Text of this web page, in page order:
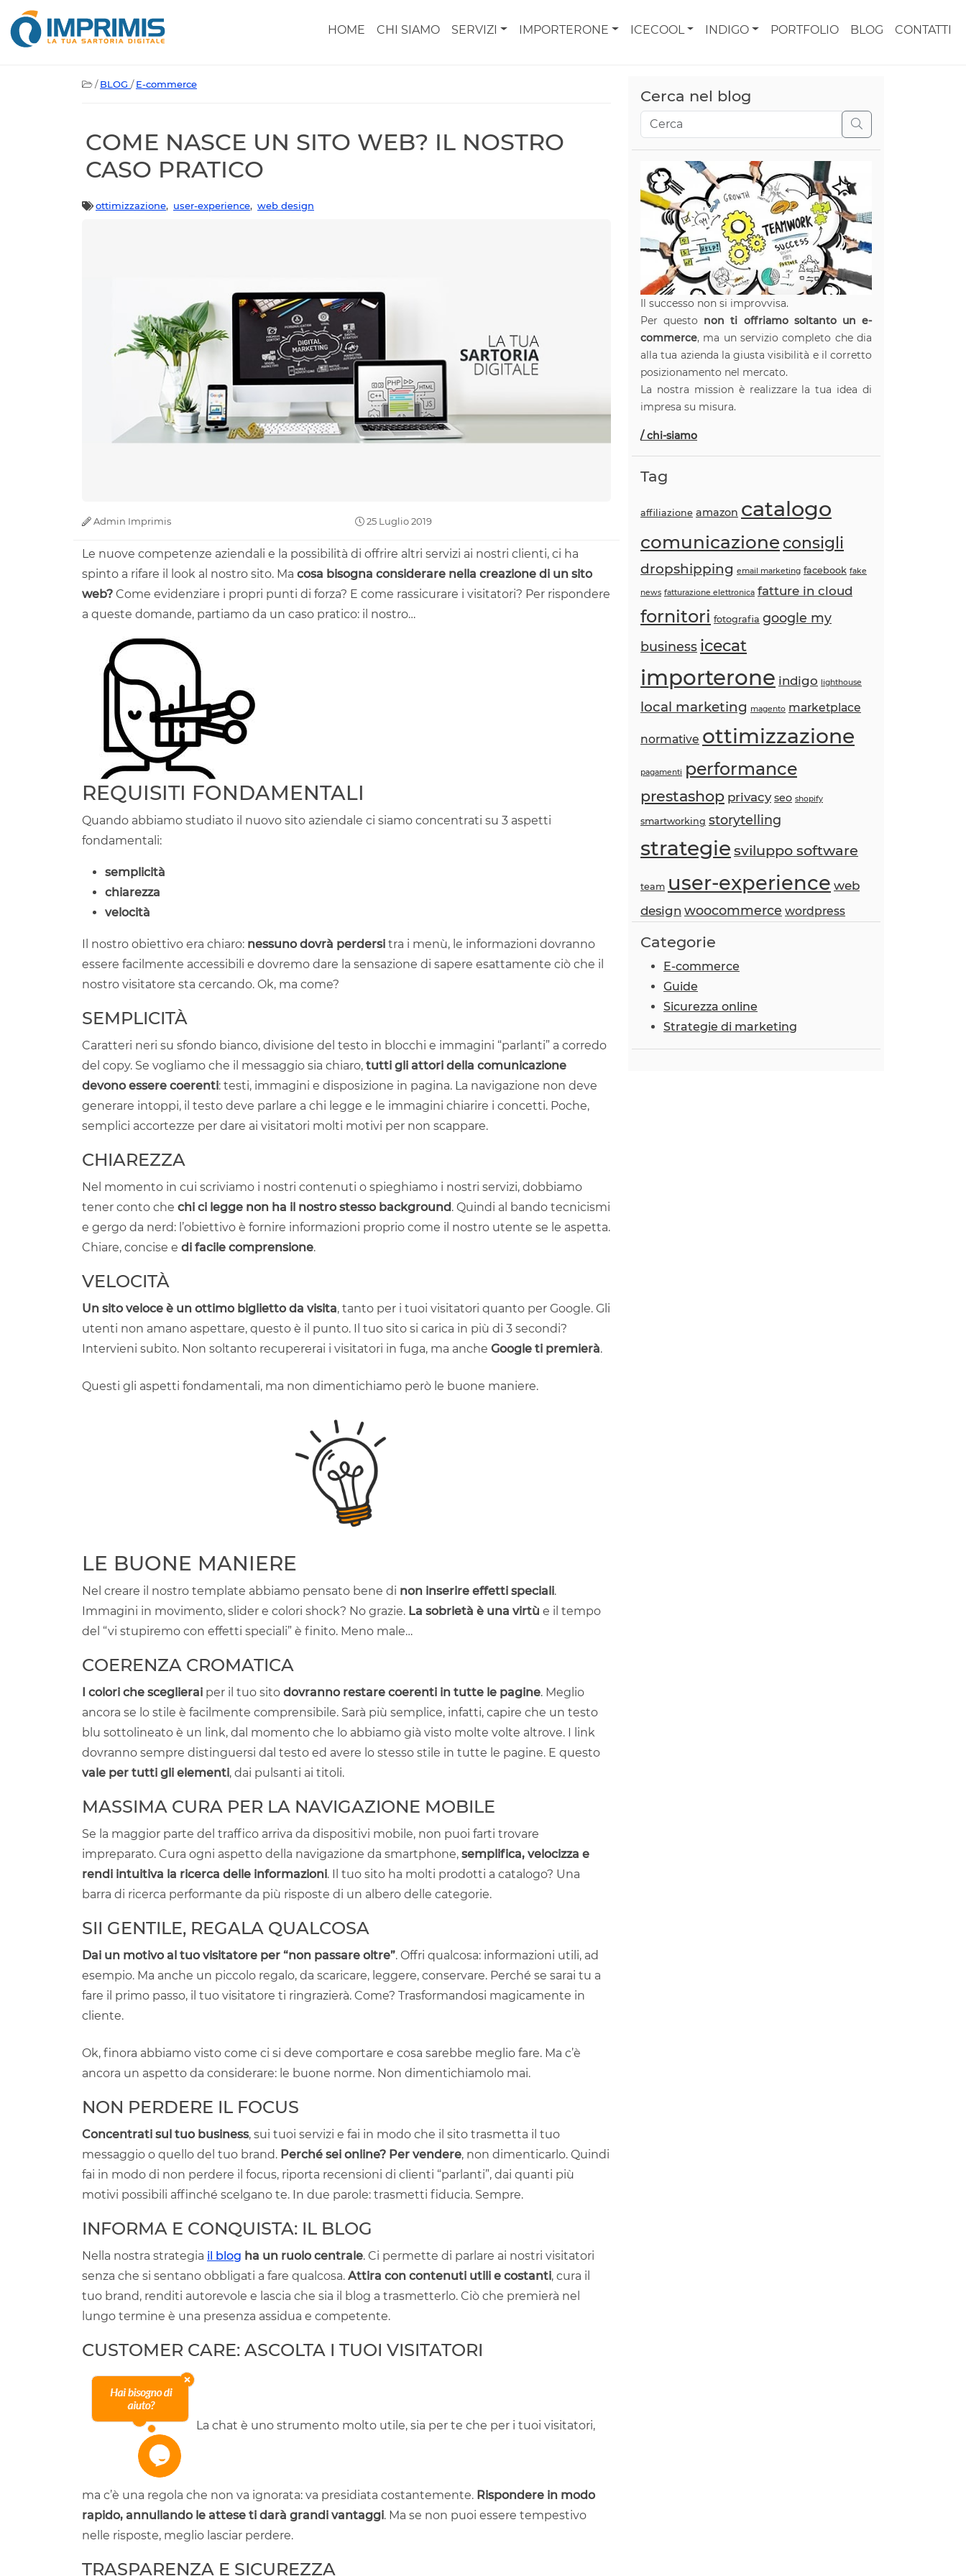
HOME CHI SIAMO SERVIZI IMPORTERONE ICECOOL INDIGO PORTFOLIO BLOG CONTATTI
/BLOG /E-commerce
COME NASCE UN SITO WEB? IL NOSTRO
CASO PRATICO
ottimizzazione, user-experience, web design
Admin Imprimis 25 Luglio 2019
Le nuove competenze aziendali e la possibilità di offrire altri servizi ai nostri clienti, ci ha
spinto a rifare il look al nostro sito. Ma cosa bisogna considerare nella creazione di un sito
web? Come evidenziare i propri punti di forza? E come rassicurare i visitatori? Per rispondere
a queste domande, partiamo da un caso pratico: il nostro…
REQUISITI FONDAMENTALI
Quando abbiamo studiato il nuovo sito aziendale ci siamo concentrati su 3 aspetti
fondamentali:
semplicità
chiarezza
velocità
Il nostro obiettivo era chiaro: nessuno dovrà perdersi tra i menù, le informazioni dovranno
essere facilmente accessibili e dovremo dare la sensazione di sapere esattamente ciò che il
nostro visitatore sta cercando. Ok, ma come?
SEMPLICITÀ
Caratteri neri su sfondo bianco, divisione del testo in blocchi e immagini “parlanti” a corredo
del copy. Se vogliamo che il messaggio sia chiaro, tutti gli attori della comunicazione
devono essere coerenti: testi, immagini e disposizione in pagina. La navigazione non deve
generare intoppi, il testo deve parlare a chi legge e le immagini chiarire i concetti. Poche,
semplici accortezze per dare ai visitatori molti motivi per non scappare.
CHIAREZZA
Nel momento in cui scriviamo i nostri contenuti o spieghiamo i nostri servizi, dobbiamo
tener conto che chi ci legge non ha il nostro stesso background. Quindi al bando tecnicismi
e gergo da nerd: l’obiettivo è fornire informazioni proprio come il nostro utente se le aspetta.
Chiare, concise e di facile comprensione.
VELOCITÀ
Un sito veloce è un ottimo biglietto da visita, tanto per i tuoi visitatori quanto per Google. Gli
utenti non amano aspettare, questo è il punto. Il tuo sito si carica in più di 3 secondi?
Intervieni subito. Non soltanto recupererai i visitatori in fuga, ma anche Google ti premierà.
Questi gli aspetti fondamentali, ma non dimentichiamo però le buone maniere.
LE BUONE MANIERE
Nel creare il nostro template abbiamo pensato bene di non inserire effetti speciali.
Immagini in movimento, slider e colori shock? No grazie. La sobrietà è una virtù e il tempo
del “vi stupiremo con effetti speciali” è finito. Meno male…
COERENZA CROMATICA
I colori che sceglierai per il tuo sito dovranno restare coerenti in tutte le pagine. Meglio
ancora se lo stile è facilmente comprensibile. Sarà più semplice, infatti, capire che un testo
blu sottolineato è un link, dal momento che lo abbiamo già visto molte volte altrove. I link
dovranno sempre distinguersi dal testo ed avere lo stesso stile in tutte le pagine. E questo
vale per tutti gli elementi, dai pulsanti ai titoli.
MASSIMA CURA PER LA NAVIGAZIONE MOBILE
Se la maggior parte del traffico arriva da dispositivi mobile, non puoi farti trovare
impreparato. Cura ogni aspetto della navigazione da smartphone, semplifica, velocizza e
rendi intuitiva la ricerca delle informazioni. Il tuo sito ha molti prodotti a catalogo? Una
barra di ricerca performante da più risposte di un albero delle categorie.
SII GENTILE, REGALA QUALCOSA
Dai un motivo al tuo visitatore per “non passare oltre”. Offri qualcosa: informazioni utili, ad
esempio. Ma anche un piccolo regalo, da scaricare, leggere, conservare. Perché se sarai tu a
fare il primo passo, il tuo visitatore ti ringrazierà. Come? Trasformandosi magicamente in
cliente.
Ok, finora abbiamo visto come ci si deve comportare e cosa sarebbe meglio fare. Ma c’è
ancora un aspetto da considerare: le buone norme. Non dimentichiamolo mai.
NON PERDERE IL FOCUS
Concentrati sul tuo business, sui tuoi servizi e fai in modo che il sito trasmetta il tuo
messaggio o quello del tuo brand. Perché sei online? Per vendere, non dimenticarlo. Quindi
fai in modo di non perdere il focus, riporta recensioni di clienti “parlanti”, dai quanti più
motivi possibili affinché scelgano te. In due parole: trasmetti fiducia. Sempre.
INFORMA E CONQUISTA: IL BLOG
Nella nostra strategia il blog ha un ruolo centrale. Ci permette di parlare ai nostri visitatori
senza che si sentano obbligati a fare qualcosa. Attira con contenuti utili e costanti, cura il
tuo brand, renditi autorevole e lascia che sia il blog a trasmetterlo. Ciò che premierà nel
lungo termine è una presenza assidua e competente.
CUSTOMER CARE: ASCOLTA I TUOI VISITATORI
La chat è uno strumento molto utile, sia per te che per i tuoi visitatori,
ma c’è una regola che non va ignorata: va presidiata costantemente. Rispondere in modo
rapido, annullando le attese ti darà grandi vantaggi. Ma se non puoi essere tempestivo
nelle risposte, meglio lasciar perdere.
TRASPARENZA E SICUREZZA
Cerca nel blog
Il successo non si improvvisa.
Per questo non ti offriamo soltanto un e-
commerce, ma un servizio completo che dia
alla tua azienda la giusta visibilità e il corretto
posizionamento nel mercato.
La nostra mission è realizzare la tua idea di
impresa su misura.
/ chi-siamo
Tag
affiliazione amazon catalogo
comunicazione consigli
dropshipping email marketing facebook fake
news fatturazione elettronica fatture in cloud
fornitori fotografia google my
business icecat
importerone indigo lighthouse
local marketing magento marketplace
normative ottimizzazione
pagamenti performance
prestashop privacy seo shopify
smartworking storytelling
strategie sviluppo software
team user-experience web
design woocommerce wordpress
Categorie
E-commerce
Guide
Sicurezza online
Strategie di marketing